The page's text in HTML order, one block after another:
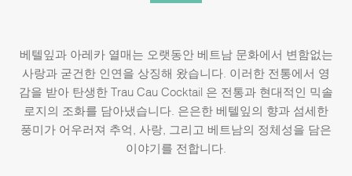
베텔잎과 아레카 열매는 오랫동안 베트남 문화에서 변함없는
사랑과 굳건한 인연을 상징해 왔습니다. 이러한 전통에서 영
감을 받아 탄생한 Trau Cau Cocktail 은 전통과 현대적인 믹솔
로지의 조화를 담아냈습니다. 은은한 베텔잎의 향과 섬세한
풍미가 어우러져 추억, 사랑, 그리고 베트남의 정체성을 담은
이야기를 전합니다.